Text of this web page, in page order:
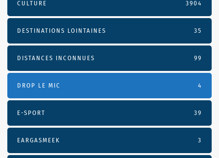
CULTURE 3904
DESTINATIONS LOINTAINES 35
DISTANCES INCONNUES 99
DROP LE MIC 4
E-SPORT 39
EARGASMEEK 3